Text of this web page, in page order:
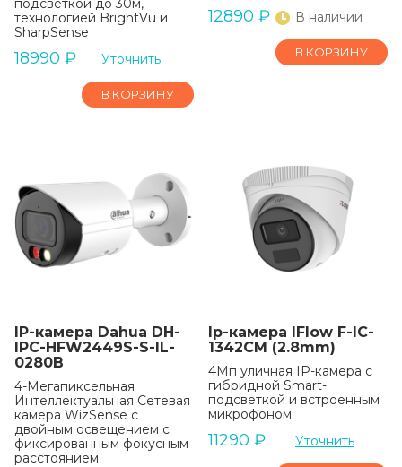
подсветкой до 30м,
технологией BrightVu и
SharpSense
18990 ₽ Уточнить
В КОРЗИНУ
12890 ₽ В наличии
В КОРЗИНУ
IP-камера Dahua DH-
IPC-HFW2449S-S-IL-
0280B
4-Мегапиксельная
Интеллектуальная Сетевая
камера WizSense с
двойным освещением с
фиксированным фокусным
расстоянием
Ip-камера IFlow F-IC-
1342CM (2.8mm)
4Мп уличная IP-камера с
гибридной Smart-
подсветкой и встроенным
микрофоном
11290 ₽ Уточнить